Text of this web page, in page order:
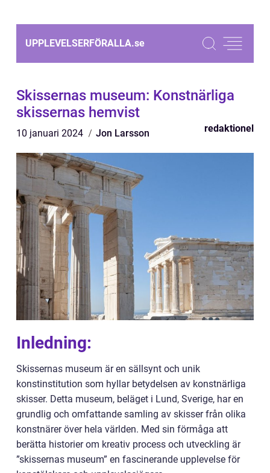
UPPLEVELSERFÖRALLA.se
Skissernas museum: Konstnärliga
skissernas hemvist
10 januari 2024 Jon Larsson redaktionel
Inledning:
Skissernas museum är en sällsynt och unik
konstinstitution som hyllar betydelsen av konstnärliga
skisser. Detta museum, beläget i Lund, Sverige, har en
grundlig och omfattande samling av skisser från olika
konstnärer över hela världen. Med sin förmåga att
berätta historier om kreativ process och utveckling är
”skissernas museum” en fascinerande upplevelse för